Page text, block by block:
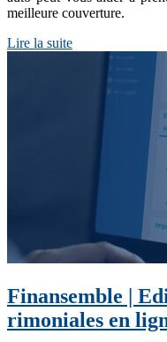
meilleure couverture.
Lire la suite
Finansemble |
rimonia­les en